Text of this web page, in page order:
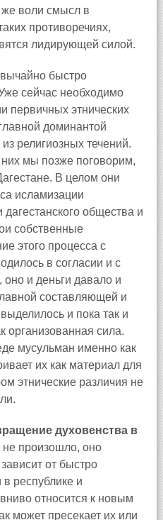
воли смысл в
противоречиях,
лидирующей силой.
быстро
сейчас необходимо
первичных этнических
доминантой
религиозных течений.
мы позже поговорим,
В целом они
исламизации
общества и
собственные
этого процесса с
в согласии и с
оно и деньги давало и
составляющей и
и пока так и
организованная сила.
мусульман именно как
их как материал для
этнические различия не
духовенства в
не произошло, оно
от быстро
республике и
относится к новым
может пресекает их или